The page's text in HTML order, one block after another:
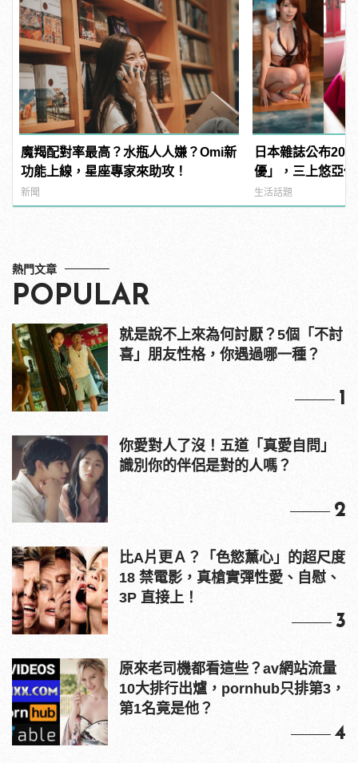
魔羯配對率最高？水瓶人人嫌？Omi新
功能上線，星座專家來助攻！
新聞
日本雜誌公布
優」，三上悠亞
manfashion這樣
生活話題
熱門文章
POPULAR
就是說不上來為何討厭？5個「不討
喜」朋友性格，你遇過哪一種？
1
你愛對人了沒！五道「真愛自問」
識別你的伴侶是對的人嗎？
2
比A片更Ａ？「色慾薰心」的超尺度
18 禁電影，真槍實彈性愛、自慰、
3P 直接上！
3
原來老司機都看這些？av網站流量
10大排行出爐，pornhub只排第3，
第1名竟是他？
4